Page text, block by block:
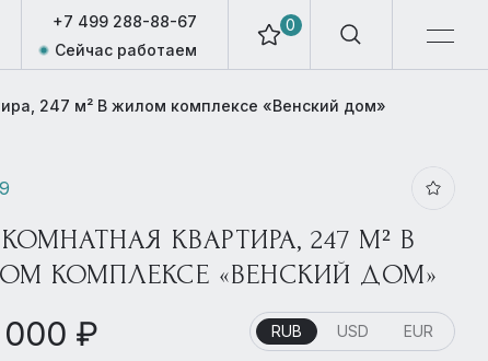
0
+7 499 288-88-67
Сейчас работаем
247 м² В жилом комплексе «Венский дом»
КВАРТИРА, 247 М² В
КОМПЛЕКСЕ «ВЕНСКИЙ ДОМ»
₽ RUB USD EUR